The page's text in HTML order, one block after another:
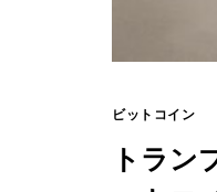
ビットコイン
トラン